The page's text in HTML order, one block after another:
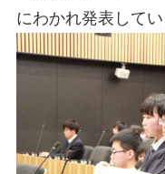
にわかれ発表してい